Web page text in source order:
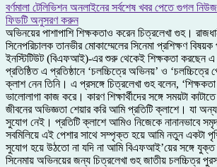
বর্ণমালা টেলিভিশন অনলাইনের সর্বশেষ খবর পেতে গুগল
ফিডটি অনুসরণ করুন
অভিনয়ের পাশাপাশি শিক্ষকতাও করেন চিত্রলেখা গুহ।
সিনেপরিচালক তানভীর মোকাম্মেলের সিনেমা প্রশিক্ষণ বিষয়ক
ইনস্টিটিউট (বিএফআই)-এর শুরু থেকেই শিক্ষকতা করছেন
প্রতিষ্ঠিত এ প্রতিষ্ঠানে ‘চলচ্চিত্রে অভিনয়’ ও ‘চলচ্চিত্রে
ক্লাশ নেন তিনি। এ প্রসঙ্গে চিত্রলেখা গুহ বলেন,
ভালোলাগা কাজ করে। কারণ শিক্ষার্থীদের সঙ্গে সময়টা
জীবনের অভিজ্ঞতা শেয়ার করি আমি প্রতিটি ক্লাশে। যা
সুযোগ নেই। প্রতিটি ক্লাশে আমিও নিজেকে নানানভাবে
সবমিলিয়ে এই পেশার সাথে সম্পৃক্ত হয়ে আমি নতুন একটা
সুযোগ হয়ে উঠতো না যদি না আমি বিএফআই’য়ের সঙ্গে
সিনেমায় অভিনয়ের জন্য চিত্রলেখা গুহ জাতীয় চলচ্চিত্র